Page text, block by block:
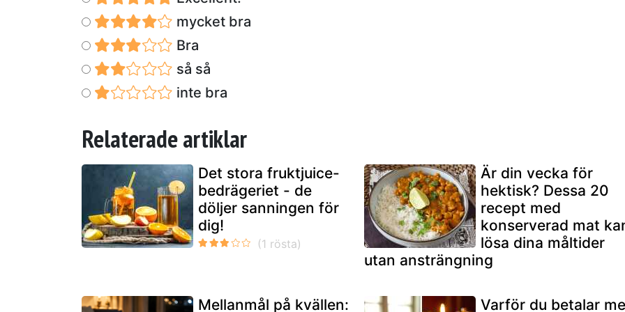
mycket bra
Bra
så så
inte bra
Relaterade artiklar
Det stora fruktjuice-
bedrägeriet - de
döljer sanningen för
dig!
Är din vecka för
hektisk? Dessa 20
recept med
konserverad mat
lösa dina måltider
utan ansträngning
Mellanmål på kvällen: Varför du betalar